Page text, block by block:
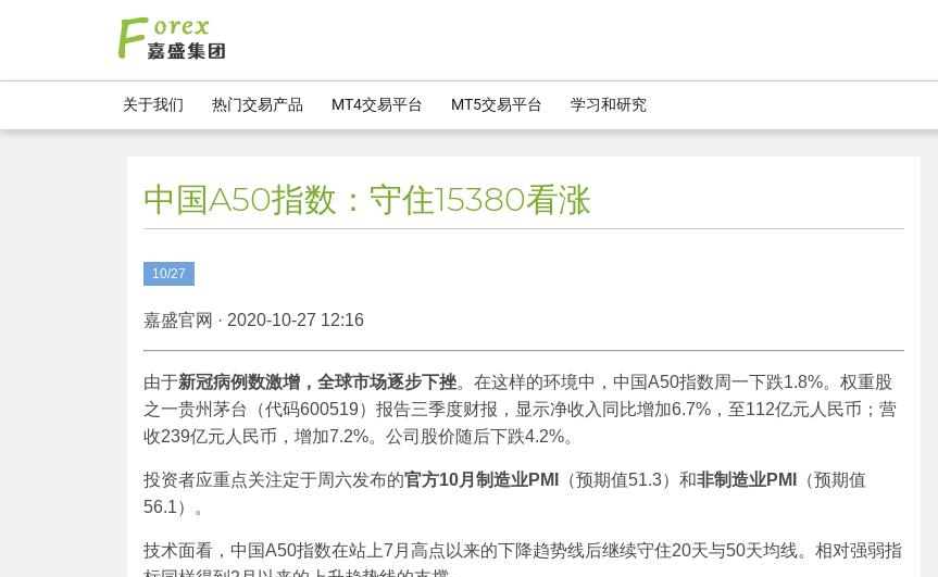
关于我们 热门交易产品 MT4交易平台 MT5交易平台 学习和研究
中国A50指数：守住15380看涨
10/27
嘉盛官网 · 2020-10-27 12:16
由于新冠病例数激增，全球市场逐步下挫。在这样的环境中，中国A50指数周一下跌1.8%。权重股
之一贵州茅台（代码600519）报告三季度财报，显示净收入同比增加6.7%，至112亿元人民币；营
收239亿元人民币，增加7.2%。公司股价随后下跌4.2%。
投资者应重点关注定于周六发布的官方10月制造业PMI （预期值51.3）和非制造业PMI
（预期值
56.1）。
技术面看，中国A50指数在站上7月高点以来的下降趋势线后继续守住20天与50天均线。相对强弱指